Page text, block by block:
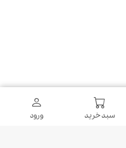
سبد خرید ورود